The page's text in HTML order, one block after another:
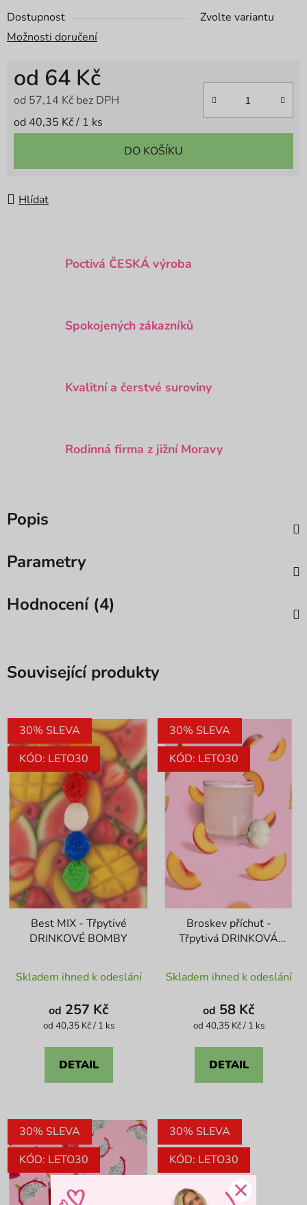
Dostupnost
Zvolte variantu
Možnosti doručení
od 64 Kč
od 57,14 Kč bez DPH
Měrná cena:
od 40,35 Kč / 1 ks
DO KOŠÍKU
Hlídat
Poctivá ČESKÁ výroba
Spokojených zákazníků
Kvalitní a čerstvé suroviny
Rodinná firma z jižní Moravy
Popis
Parametry
Hodnocení (4)
Související produkty
30% SLEVA
KÓD: LETO30
Best MIX - Třpytivé
DRINKOVÉ BOMBY
hodnocení
produktu
je
z
Skladem ihned k odeslání
od 257 Kč
Měrná
od 40,35 Kč / 1 ks
DETAIL
30% SLEVA
KÓD: LETO30
Broskev příchuť -
Třpytivá DRINKOVÁ
hodnocení
produktu
je
z
Skladem ihned k odeslání
od 58 Kč
Měrná
od 40,35 Kč / 1 ks
DETAIL
30% SLEVA
KÓD: LETO30
30% SLEVA
KÓD: LETO30